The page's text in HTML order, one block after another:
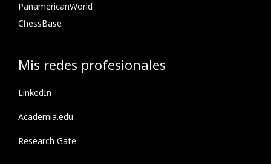
PanamericanWorld
ChessBase
Mis redes profesionales
LinkedIn
Academia.edu
Research Gate